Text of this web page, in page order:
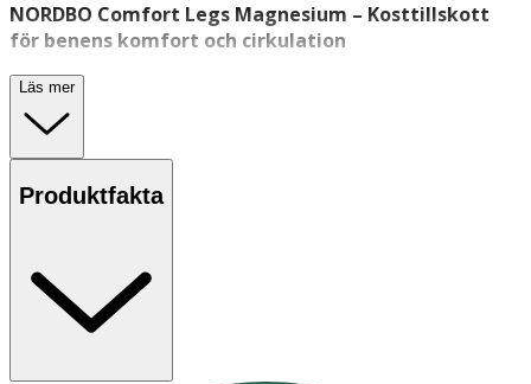
NORDBO Comfort Legs Magnesium – Kosttillskott
för benens komfort och cirkulation
NORDBO Comfort Legs Magnesium är ett kosttillskott
utvecklat för dig som vill stödja cirkulation och komfort i
benen för en lättare känsla i vardagen. Produkten
innehåller en kombination av magnesium, rödvinsblad
och vitamin D3.
magnesium med hög biotillgänglighet:
magnesiumbisglycinat och magnesiummalat. Vitamin D3
bidrar till att bibehålla normal muskelfunktion och
Läs mer
Produktfakta